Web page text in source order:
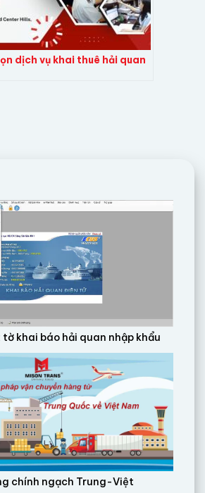
dịch vụ khai thuê hải quan
khai báo hải quan nhập khẩu
chính ngạch Trung-Việt